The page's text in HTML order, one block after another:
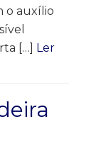
o auxílio
[…] Ler